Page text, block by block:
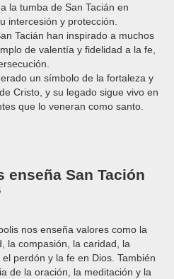
la tumba de San Tacián en
intercesión y protección.
Tacián han inspirado a muchos
de valentía y fidelidad a la fe,
un símbolo de la fortaleza y
Cristo, y su legado sigue vivo en
que lo veneran como santo.
enseña San Tación
nos enseña valores como la
la compasión, la caridad, la
perdón y la fe en Dios. También
de la oración, la meditación y la